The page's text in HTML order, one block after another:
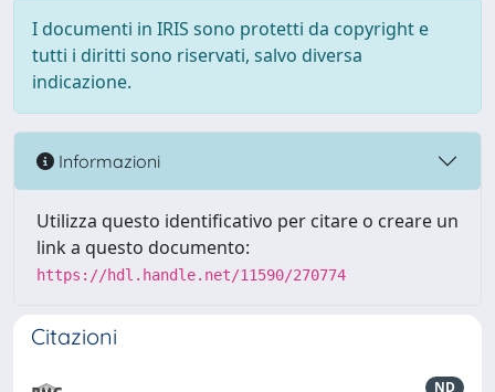
I documenti in IRIS sono protetti da copyright e
tutti i diritti sono riservati, salvo diversa
indicazione.
Informazioni
Utilizza questo identificativo per citare o creare un
link a questo documento:
https://hdl.handle.net/11590/270774
Citazioni
ND